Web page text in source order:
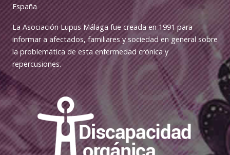
España
La Asociación Lupus Málaga fue creada en 1991 para
informar a afectados, familiares y sociedad en general sobre
la problemática de esta enfermedad crónica y
repercusiones.